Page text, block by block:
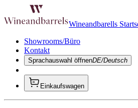
Wineandbarells
Showrooms/Büro
Kontakt
Sprachauswahl öffnenDE/Deutsch
Einkaufswagen